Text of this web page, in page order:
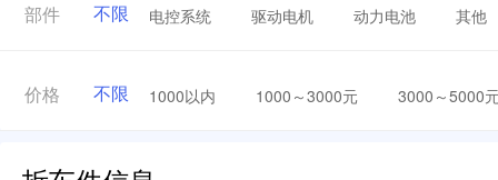
部件 不限 电控系统 驱动电机 动力电池 其他
价格 不限 1000以内 1000～3000元 3000～5000